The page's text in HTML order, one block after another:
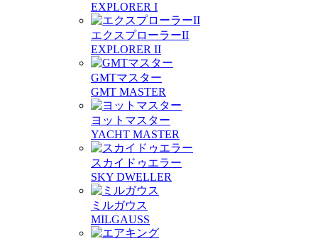
EXPLORER I
エクスプローラーII
EXPLORER II
GMTマスター
GMT MASTER
ヨットマスター
YACHT MASTER
スカイドゥエラー
SKY DWELLER
ミルガウス
MILGAUSS